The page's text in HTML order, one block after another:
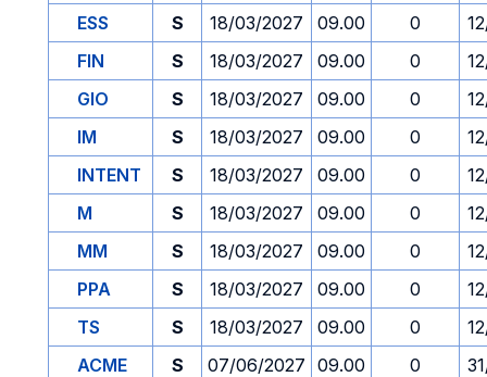
ESS
S 18/03/2027 09.00 0
FIN
S 18/03/2027 09.00 0
GIO
S 18/03/2027 09.00 0
IM
S 18/03/2027 09.00 0
INTENT
S 18/03/2027 09.00 0
M
S 18/03/2027 09.00 0
MM
S 18/03/2027 09.00 0
PPA
S 18/03/2027 09.00 0
TS
S 18/03/2027 09.00 0
ACME
S 07/06/2027 09.00 0